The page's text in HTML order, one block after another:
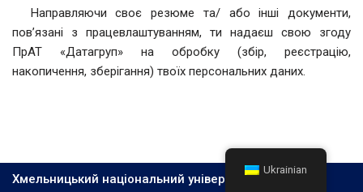
Направляючи своє резюме та/ або інші документи,
пов’язані з працевлаштуванням, ти надаєш свою згоду
ПрАТ «Датагруп» на обробку (збір, реєстрацію,
накопичення, зберігання) твоїх персональних даних.
Хмельницький національний університет, 2026
Ukrainian